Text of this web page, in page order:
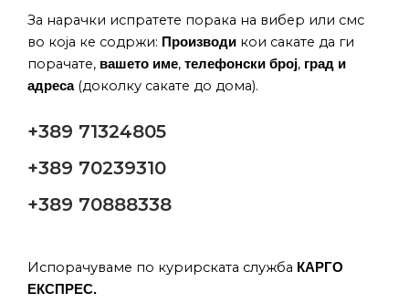
За нарачки испратете порака на вибер или смс
во која ке содржи: Производи кои сакате да ги
порачате, вашето име, телефонски број, град и
адреса(доколку сакате до дома).
+389 71324805
+389 70239310
+389 70888338
Испорачуваме по курирската служба КАРГО
ЕКСПРЕС.